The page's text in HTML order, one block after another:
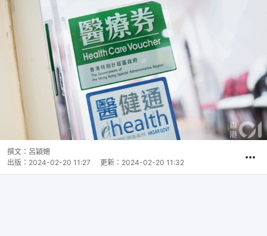
撰文： 呂穎姍
出版： 2024-02-20 11:27 更新： 2024-02-20 11:32